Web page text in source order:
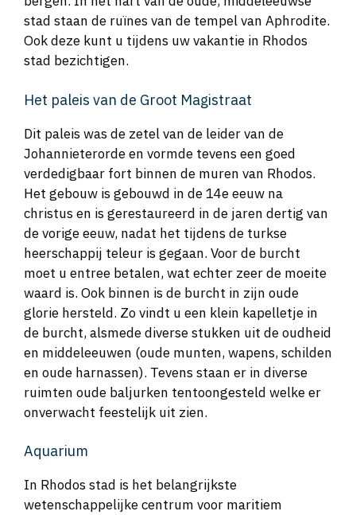
stad staan de ruïnes van de tempel van Aphrodite.
Ook deze kunt u tijdens uw vakantie in Rhodos
stad bezichtigen.
Het paleis van de Groot Magistraat
Dit paleis was de zetel van de leider van de
Johannieterorde en vormde tevens een goed
verdedigbaar fort binnen de muren van Rhodos.
Het gebouw is gebouwd in de 14e eeuw na
christus en is gerestaureerd in de jaren dertig van
de vorige eeuw, nadat het tijdens de turkse
heerschappij teleur is gegaan. Voor de burcht
moet u entree betalen, wat echter zeer de moeite
waard is. Ook binnen is de burcht in zijn oude
glorie hersteld. Zo vindt u een klein kapelletje in
de burcht, alsmede diverse stukken uit de oudheid
en middeleeuwen (oude munten, wapens, schilden
en oude harnassen). Tevens staan er in diverse
ruimten oude baljurken tentoongesteld welke er
onverwacht feestelijk uit zien.
Aquarium
In Rhodos stad is het belangrijkste
wetenschappelijke centrum voor maritiem